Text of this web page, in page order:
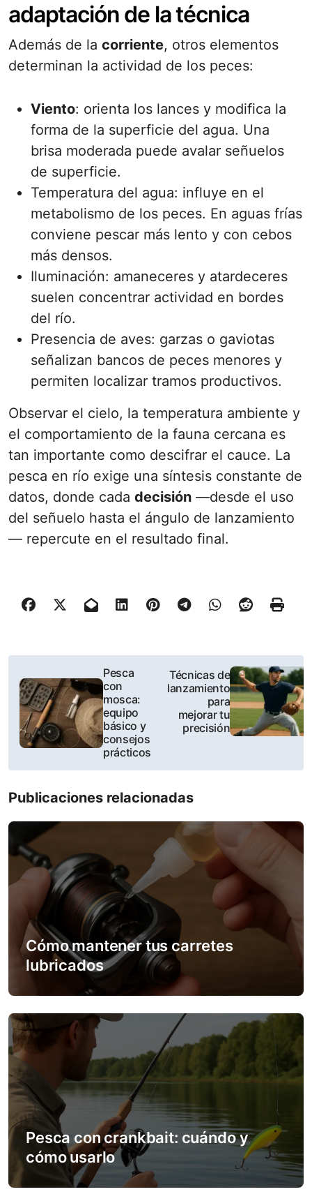
adaptación de la técnica
Además de la corriente, otros elementos
determinan la actividad de los peces:
Viento: orienta los lances y modifica la
forma de la superficie del agua. Una
brisa moderada puede avalar señuelos
de superficie.
Temperatura del agua: influye en el
metabolismo de los peces. En aguas frías
conviene pescar más lento y con cebos
más densos.
Iluminación: amaneceres y atardeceres
suelen concentrar actividad en bordes
del río.
Presencia de aves: garzas o gaviotas
señalizan bancos de peces menores y
permiten localizar tramos productivos.
Observar el cielo, la temperatura ambiente y
el comportamiento de la fauna cercana es
tan importante como descifrar el cauce. La
pesca en río exige una síntesis constante de
datos, donde cada decisión —desde el uso
del señuelo hasta el ángulo de lanzamiento
— repercute en el resultado final.
o
a
v
i
o
n
Pesca
con
mosca:
equipo
básico y
consejos
prácticos
Técnicas de
lanzamiento
para
mejorar tu
precisión
Publicaciones relacionadas
Cómo mantener tus carretes
lubricados
Pesca con crankbait: cuándo y
cómo usarlo